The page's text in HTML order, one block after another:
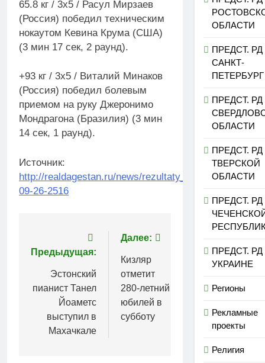
65.8 кг / 3х5 / Расул Мирзаев
(Россия) победил техническим
нокаутом Кевина Крума (США)
(3 мин 17 сек, 2 раунд).
+93 кг / 3х5 / Виталий Минаков
(Россия) победил болевым
приемом на руку Джеронимо
Мондрагона (Бразилия) (3 мин
14 сек, 1 раунд).
Источник:
http://realdagestan.ru/news/
09-26-2516
Навигация
по
записям
Предыдущая:
Эстонский
пианист Танел
Йоаметс
выступил в
Махачкале
Далее:
Кизляр
отметит
280-летний
юбилей в
субботу
ОБЛАСТИ
ПРЕДСТ. РД
САНКТ-
ПЕТЕРБУРГ
ПРЕДСТ. РД
ОБЛАСТИ
ПРЕДСТ. РД
ТВЕРСКОЙ
ОБЛАСТИ
ПРЕДСТ. РД
ПРЕДСТ. РД
УКРАИНЕ
Регионы
Рекламные
проекты
Религия